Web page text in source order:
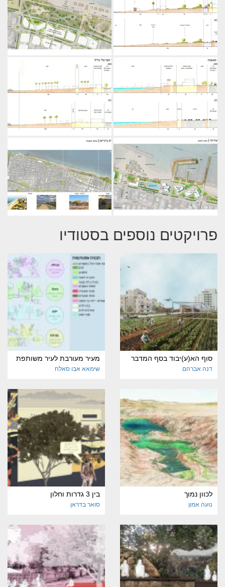
פרויקטים נוספים בסטודיו
סוף הא(ע)יבוד בסף המדבר
דנה אברהם
מעיר מעורבת לעיר משותפת
שימאא אבו סאלח
לכוון נמוך
נועה אמון
בין 3 גדרות וחלון
סואר בדראן